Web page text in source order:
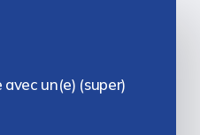
avec un(e) (super)